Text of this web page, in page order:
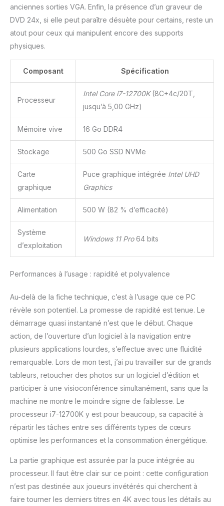
anciennes sorties VGA. Enfin, la présence d’un graveur de
DVD 24x, si elle peut paraître désuète pour certains, reste un
atout pour ceux qui manipulent encore des supports
physiques.
Composant Spécification
Processeur
Intel Core i7-12700K(8C+4c/20T,
jusqu’à 5,00 GHz)
Mémoire vive 16 Go DDR4
Stockage 500 Go SSD NVMe
Carte
graphique
Puce graphique intégrée Intel UHD
Graphics
Alimentation 500 W (82 % d’efficacité)
Système
d’exploitation
Windows 11 Pro64 bits
Performances à l’usage : rapidité et polyvalence
Au-delà de la fiche technique, c’est à l’usage que ce PC
révèle son potentiel. La promesse de rapidité est tenue. Le
démarrage quasi instantané n’est que le début. Chaque
action, de l’ouverture d’un logiciel à la navigation entre
plusieurs applications lourdes, s’effectue avec une fluidité
remarquable. Lors de mon test, j’ai pu travailler sur de grands
tableurs, retoucher des photos sur un logiciel d’édition et
participer à une visioconférence simultanément, sans que la
machine ne montre le moindre signe de faiblesse. Le
processeur i7-12700K y est pour beaucoup, sa capacité à
répartir les tâches entre ses différents types de cœurs
optimise les performances et la consommation énergétique.
La partie graphique est assurée par la puce intégrée au
processeur. Il faut être clair sur ce point : cette configuration
n’est pas destinée aux joueurs invétérés qui cherchent à
faire tourner les derniers titres en 4K avec tous les détails au